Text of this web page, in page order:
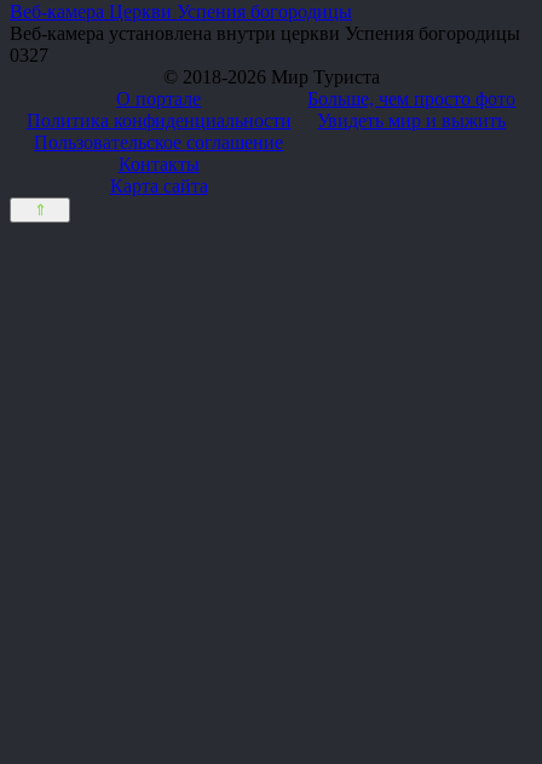
Веб-камера Церкви Успения богородицы
Веб-камера установлена внутри церкви Успения богородицы
0327
© 2018-2026 Мир Туриста
О портале
Политика конфиденциальности
Пользовательское соглашение
Контакты
Карта сайта
Больше, чем просто фото
Увидеть мир и выжить